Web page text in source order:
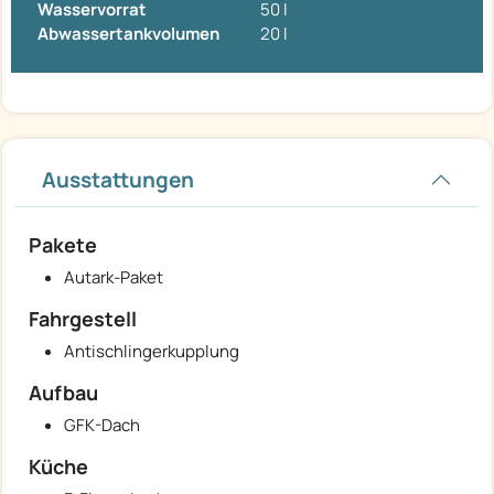
Wasservorrat
50 l
Abwassertankvolumen
20 l
Ausstattungen
Pakete
Autark-Paket
Fahrgestell
Antischlingerkupplung
Aufbau
GFK-Dach
Küche